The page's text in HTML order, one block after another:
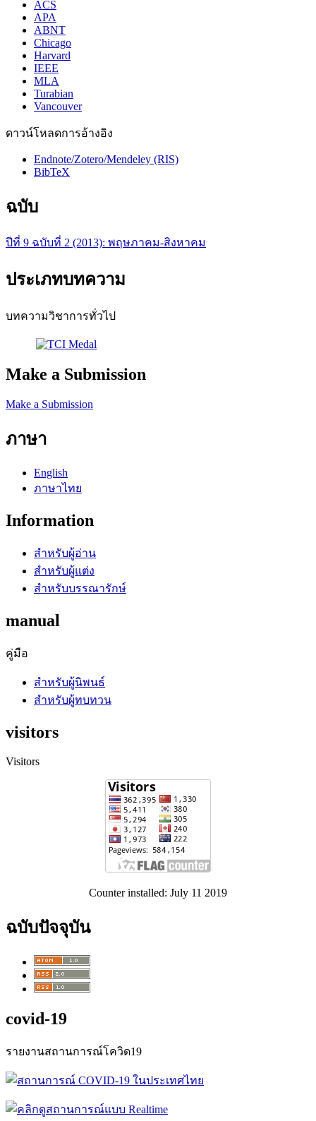
ACS
APA
ABNT
Chicago
Harvard
IEEE
MLA
Turabian
Vancouver
ดาวน์โหลดการอ้างอิง
Endnote/Zotero/Mendeley (RIS)
BibTeX
ฉบับ
ปีที่ 9 ฉบับที่ 2 (2013): พฤษภาคม-สิงหาคม
ประเภทบทความ
บทความวิชาการทั่วไป
Make a Submission
Make a Submission
ภาษา
English
ภาษาไทย
Information
สำหรับผู้อ่าน
สำหรับผู้แต่ง
สำหรับบรรณารักษ์
manual
คู่มือ
สำหรับผู้นิพนธ์
สำหรับผู้ทบทวน
visitors
Visitors
Counter installed: July 11 2019
ฉบับปัจจุบัน
covid-19
รายงานสถานการณ์โควิด19